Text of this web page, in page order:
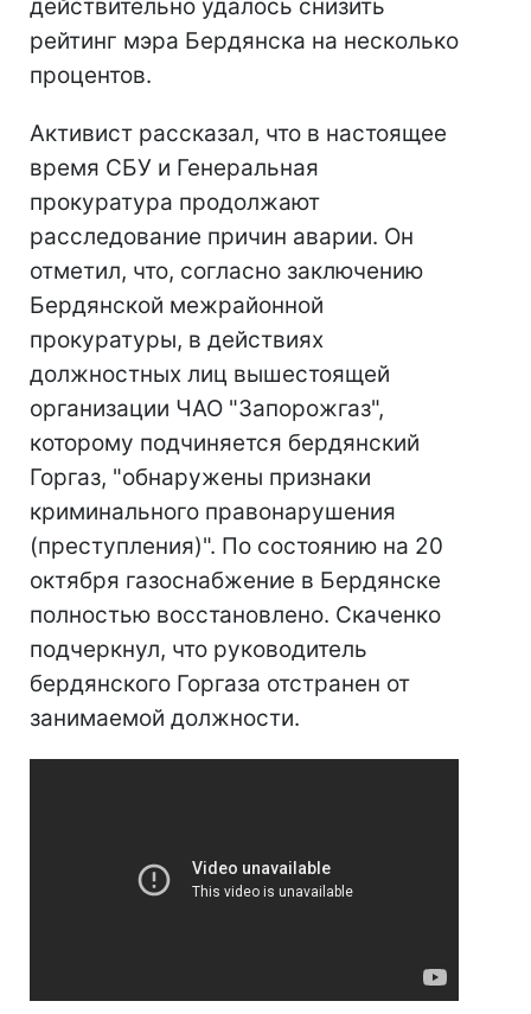
действительно удалось снизить
рейтинг мэра Бердянска на несколько
процентов.
Активист рассказал, что в настоящее
время СБУ и Генеральная
прокуратура продолжают
расследование причин аварии. Он
отметил, что, согласно заключению
Бердянской межрайонной
прокуратуры, в действиях
должностных лиц вышестоящей
организации ЧАО "Запорожгаз",
которому подчиняется бердянский
Горгаз, "обнаружены признаки
криминального правонарушения
(преступления)". По состоянию на 20
октября газоснабжение в Бердянске
полностью восстановлено. Скаченко
подчеркнул, что руководитель
бердянского Горгаза отстранен от
занимаемой должности.